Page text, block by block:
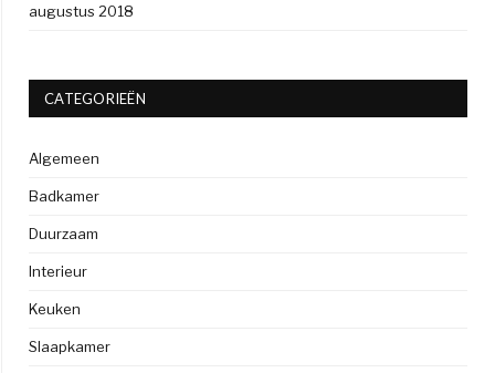
augustus 2018
CATEGORIEËN
Algemeen
Badkamer
Duurzaam
Interieur
Keuken
Slaapkamer